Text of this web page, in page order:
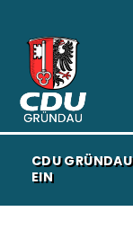
CDU
EIN